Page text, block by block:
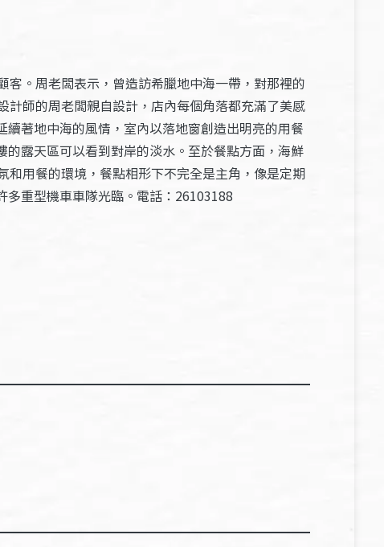
。周老闆表示，曾造訪希臘地中海一帶，對那裡的
師的周老闆親自設計，店內每個角落都充滿了美感
著地中海的風情，室內以落地窗創造出明亮的用餐
露天區可以看到對岸的淡水。至於餐點方面，海鮮
用餐的環境，餐點相形下不完全是主角，像是定期
重型機車車隊光臨。電話：26103188